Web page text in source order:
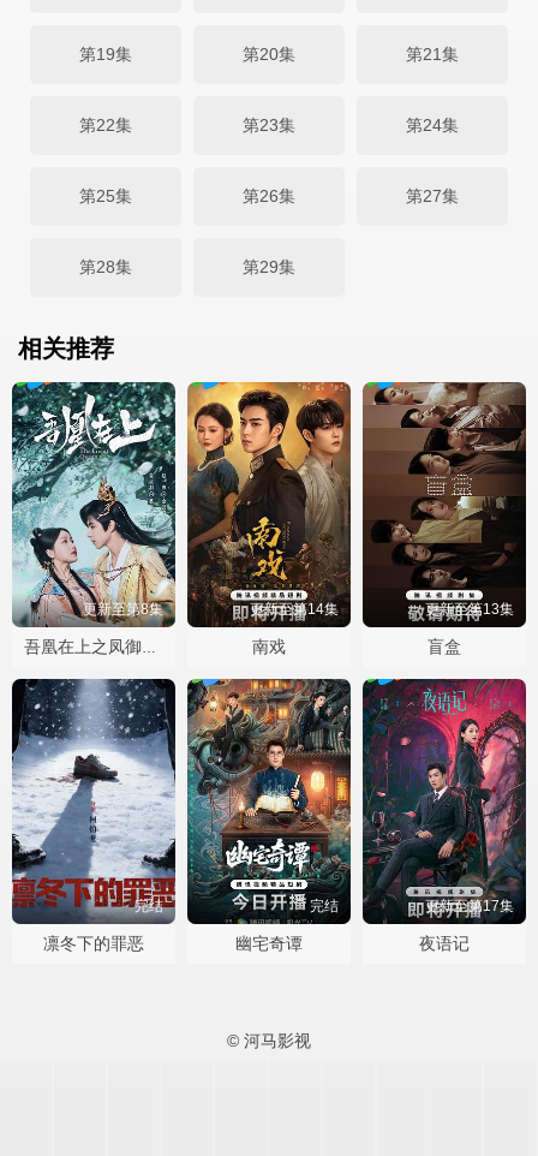
第19集 第20集 第21集
第22集 第23集 第24集
第25集 第26集 第27集
第28集 第29集
相关推荐
更新至第8集
吾凰在上之凤御四方
更新至第14集
南戏
更新至第13集
盲盒
完结
凛冬下的罪恶
完结
幽宅奇谭
更新至第17集
夜语记
© 河马影视